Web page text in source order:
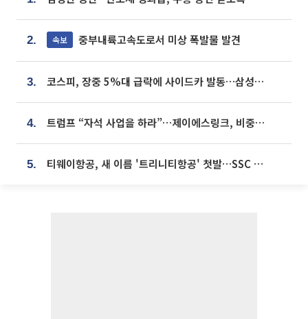
2. 속보 중부내륙고속도로서 미상 폭발물 발견
3. 코스피, 장중 5%대 급락에 사이드카 발동…삼성·SK 동반 폭락
4. 트럼프 “자석 사업을 하라”…제이에스링크, 비중국 영구자석 공급망 구축 속도
5. 티웨이항공, 새 이름 '트리니티항공' 첫발…SSC 전략 본격화